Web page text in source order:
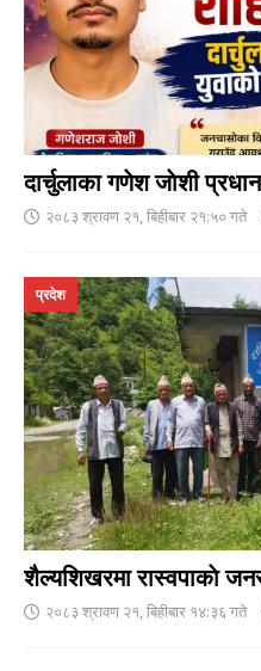
दार्चुलाका गणेश जाेशी
२०८३ श्रावण २१, बिहीबार २१:५० गते
शैल्यशिखरमा रास्वपाकाे
प्रदेश
२०८३ श्रावण २१, बिहीबार १४:३६ गते